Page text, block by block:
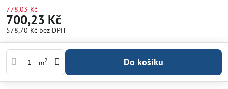
778,03 Kč
700,23 Kč
578,70 Kč bez DPH
m2 Do košíku